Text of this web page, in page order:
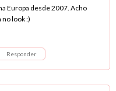
Europa desde 2007. Acho
no look :)
Responder